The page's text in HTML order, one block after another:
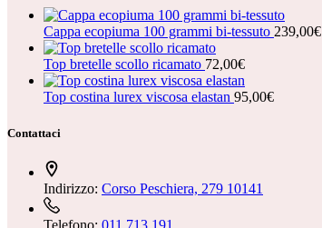
Cappa ecopiuma 100 grammi bi-tessuto 239,00€
Top bretelle scollo ricamato 72,00€
Top costina lurex viscosa elastan 95,00€
Contattaci
Indirizzo: Corso Peschiera, 279 10141
Telefono: 011 713 191